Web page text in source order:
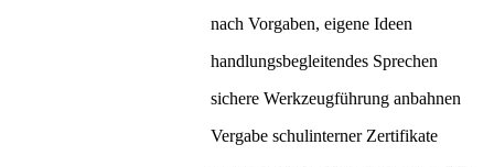
nach Vorgaben, eigene Ideen
handlungsbegleitendes Sprechen
sichere Werkzeugführung anbahnen
Vergabe schulinterner Zertifikate